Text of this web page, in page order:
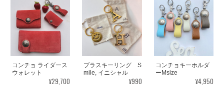
コンチョ ライダース
ウォレット
¥29,700
ブラスキーリング S
mile, イニシャル
¥990
コンチョキーホルダ
ーMsize
¥4,950